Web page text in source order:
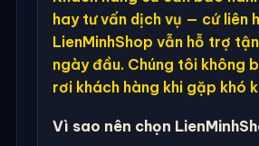
hay tư vấn dịch vụ — cứ liên
LienMinhShop vẫn hỗ trợ
ngày đầu. Chúng tôi không
rơi khách hàng khi gặp khó
Vì sao nên chọn